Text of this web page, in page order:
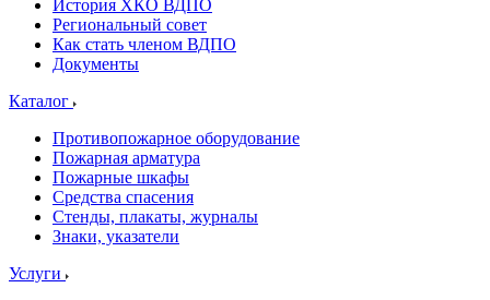
История ХКО ВДПО
Региональный совет
Как стать членом ВДПО
Документы
Каталог
Противопожарное оборудование
Пожарная арматура
Пожарные шкафы
Средства спасения
Стенды, плакаты, журналы
Знаки, указатели
Услуги